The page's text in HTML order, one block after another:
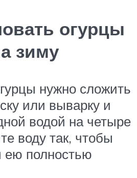
огурцы
зиму
нужно сложить
или выварку и
водой на четыре
воду так, чтобы
ею полностью